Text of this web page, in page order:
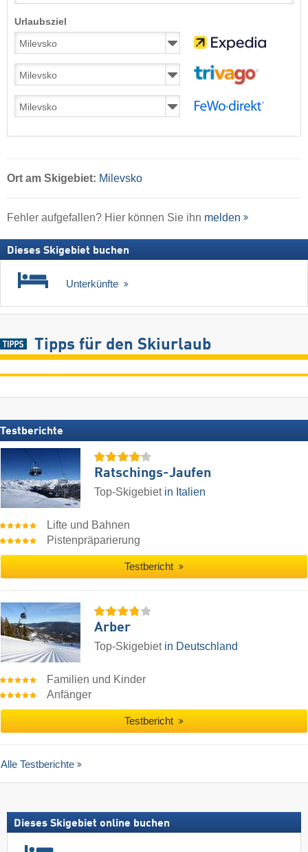
Urlaubsziel
Ort am Skigebiet: Milevsko
Fehler aufgefallen? Hier können Sie ihn melden
Dieses Skigebiet buchen
Unterkünfte
Tipps für den Skiurlaub
Testberichte
Ratschings-Jaufen
Top-Skigebiet in Italien
Lifte und Bahnen
Pistenpräparierung
Testbericht
Arber
Top-Skigebiet in Deutschland
Familien und Kinder
Anfänger
Testbericht
Alle Testberichte
Dieses Skigebiet online buchen